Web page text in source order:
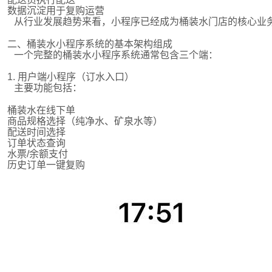
数据沉淀用于复购运营
从行业发展趋势来看，小程序已经成为桶装水门店的核心业
二、桶装水小程序系统的基本架构组成
一个完整的桶装水小程序系统通常包含三个端：
1. 用户端小程序（订水入口）
主要功能包括：
桶装水在线下单
商品规格选择（纯净水、矿泉水等）
配送时间选择
订单状态查询
水票/余额支付
历史订单一键复购